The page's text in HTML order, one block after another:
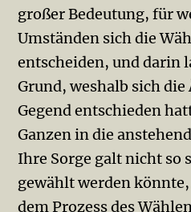
großer Bedeutung, für
Umständen sich die
entscheiden, und darin
Grund, weshalb sich
Gegend entschieden
Ganzen in die
Ihre Sorge galt nicht so
gewählt werden
dem Prozess des